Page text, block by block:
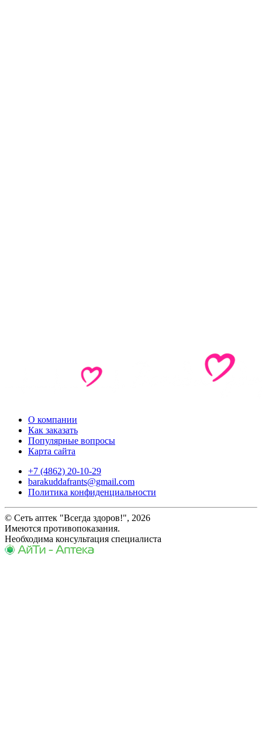
О компании
Как заказать
Популярные вопросы
Карта сайта
+7 (4862) 20-10-29
barakuddafrants@gmail.com
Политика конфиденциальности
© Сеть аптек "Всегда здоров!", 2026
Имеются противопоказания.
Необходима консультация специалиста